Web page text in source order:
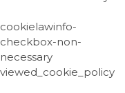
cookielawinfo-
checkbox-non-
necessary
viewed_cookie_policy